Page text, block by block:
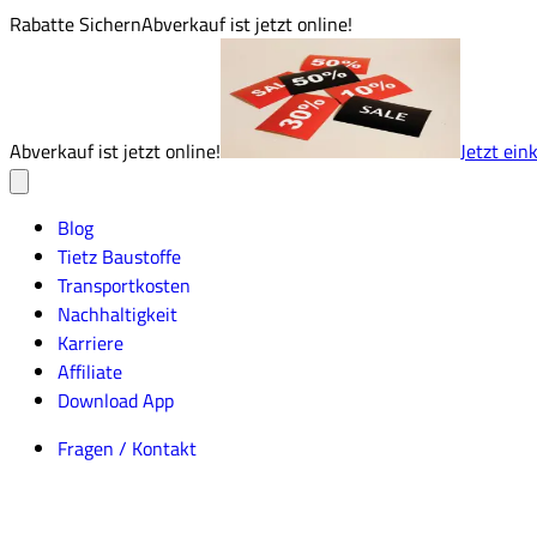
Rabatte SichernAbverkauf ist jetzt online!
Abverkauf ist jetzt online! Jetzt
Blog
Tietz Baustoffe
Transportkosten
Nachhaltigkeit
Karriere
Affiliate
Download App
Fragen / Kontakt